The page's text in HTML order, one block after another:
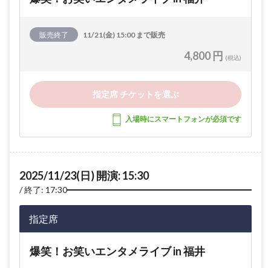
販売終了 11/21(金) 15:00 まで販売
4,800 円 (税込)
指定席 チケットを選ぶ
入場時にスマートフォンが必須です
2025/11/23(日) 開演: 15:30
終了: 17:30
指定席
爆笑！お笑いエンタメライブ in 福井